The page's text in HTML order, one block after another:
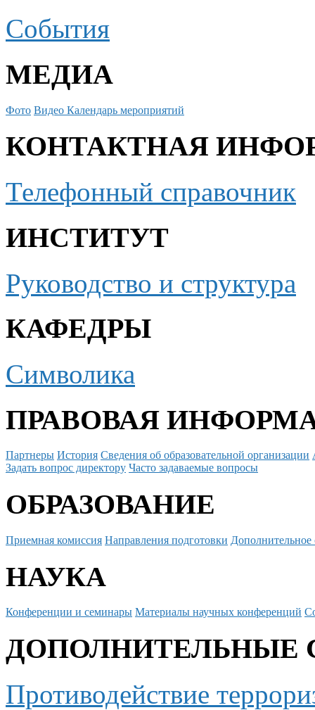
События
МЕДИА
Фото Видео Календарь мероприятий
КОНТАКТНАЯ
Телефонный справочник
ИНСТИТУТ
Руководство и структура
КАФЕДРЫ
Символика
ПРАВОВАЯ
Партнеры История Сведения об образовательной организации
Задать вопрос директору Часто задаваемые вопросы
ОБРАЗОВАНИЕ
Приемная комиссия Направления подготовки Дополнительное
НАУКА
Конференции и семинары Материалы научных конференций
ДОПОЛНИТЕЛЬНЫЕ
Противодействие